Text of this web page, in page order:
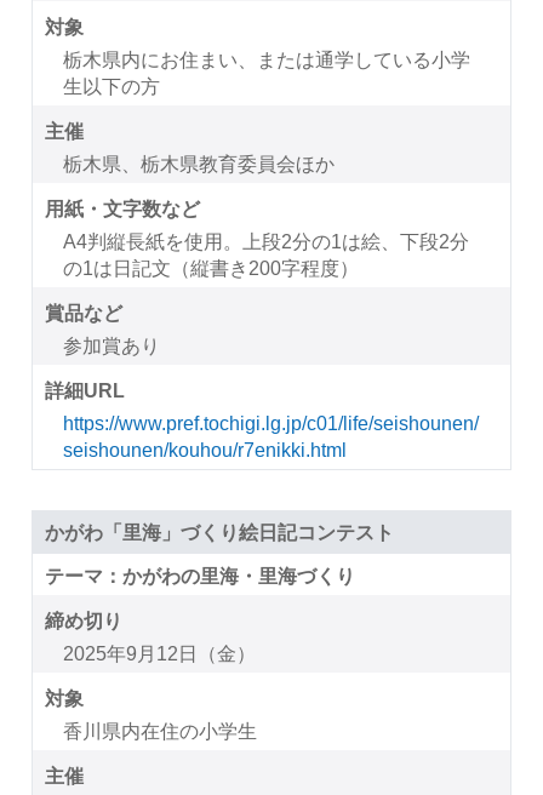
対象
栃木県内にお住まい、または通学している小学
生以下の方
主催
栃木県、栃木県教育委員会ほか
用紙・文字数など
A4判縦長紙を使用。上段2分の1は絵、下段2分
の1は日記文（縦書き200字程度）
賞品など
参加賞あり
詳細URL
https://www.pref.tochigi.lg.jp/c01/life/seishounen/
seishounen/kouhou/r7enikki.html
かがわ「里海」づくり絵日記コンテスト
テーマ：かがわの里海・里海づくり
締め切り
2025年9月12日（金）
対象
香川県内在住の小学生
主催